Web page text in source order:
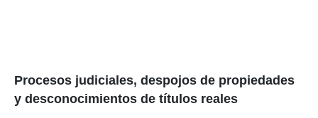
Procesos judiciales, despojos de propiedades
y desconocimientos de títulos reales